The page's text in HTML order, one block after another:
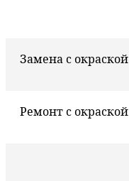
Замена с окраской
Ремонт с окраской